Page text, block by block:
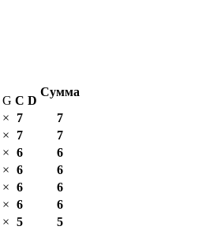
Сумма
G С D
× 7
7
× 7
7
× 6
6
× 6
6
× 6
6
× 6
6
× 5
5